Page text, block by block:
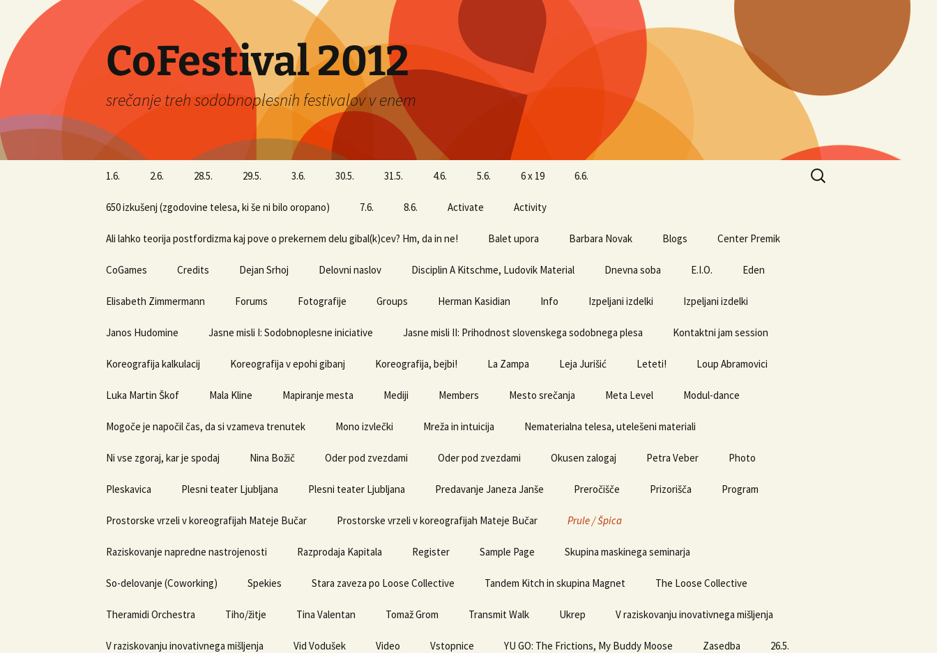
content
CoFestival 2012
srečanje treh sodobnoplesnih festivalov v enem
1.6. 2.6. 28.5. 29.5. 3.6. 30.5. 31.5. 4.6. 5.6. 6 x 19 6.6.
650 izkušenj (zgodovine telesa, ki še ni bilo oropano) 7.6. 8.6. Activate Activity
Ali lahko teorija postfordizma kaj pove o prekernem delu gibal(k)cev? Hm, da in ne! Balet upora Barbara Novak Blogs Center Premik
CoGames Credits Dejan Srhoj Delovni naslov Disciplin A Kitschme, Ludovik Material Dnevna soba E.I.O. Eden
Elisabeth Zimmermann Forums Fotografije Groups Herman Kasidian Info Izpeljani izdelki Izpeljani izdelki
Janos Hudomine Jasne misli I: Sodobnoplesne iniciative Jasne misli II: Prihodnost slovenskega sodobnega plesa Kontaktni jam session
Koreografija kalkulacij Koreografija v epohi gibanj Koreografija, bejbi! La Zampa Leja Jurišić Leteti! Loup Abramovici
Luka Martin Škof Mala Kline Mapiranje mesta Mediji Members Mesto srečanja Meta Level Modul-dance
Mogoče je napočil čas, da si vzameva trenutek Mono izvlečki Mreža in intuicija Nematerialna telesa, utelešeni materiali
Ni vse zgoraj, kar je spodaj Nina Božič Oder pod zvezdami Oder pod zvezdami Okusen zalogaj Petra Veber Photo
Pleskavica Plesni teater Ljubljana Plesni teater Ljubljana Predavanje Janeza Janše Preročišče Prizorišča Program
Prostorske vrzeli v koreografijah Mateje Bučar Prostorske vrzeli v koreografijah Mateje Bučar Prule / Špica
Raziskovanje napredne nastrojenosti Razprodaja Kapitala Register Sample Page Skupina maskinega seminarja
So-delovanje (Coworking) Spekies Stara zaveza po Loose Collective Tandem Kitch in skupina Magnet The Loose Collective
Theramidi Orchestra Tiho/žitje Tina Valentan Tomaž Grom Transmit Walk Ukrep V raziskovanju inovativnega mišljenja
V raziskovanju inovativnega mišljenja Vid Vodušek Video Vstopnice YU GO: The Frictions, My Buddy Moose Zasedba 26.5.
Search
for: